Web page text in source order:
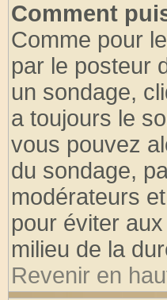
Comment
Comme pour
par le posteur
un sondage,
a toujours le
vous pouvez
du sondage,
modérateurs
pour éviter
milieu de la
Revenir en